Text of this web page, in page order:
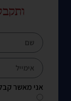
אני מאשר